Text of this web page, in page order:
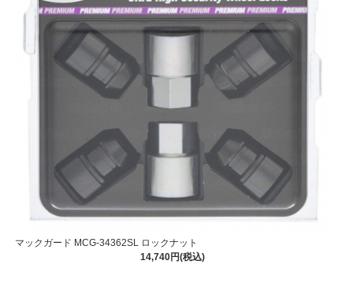
マックガード MCG-34362SL ロックナット
14,740円(税込)